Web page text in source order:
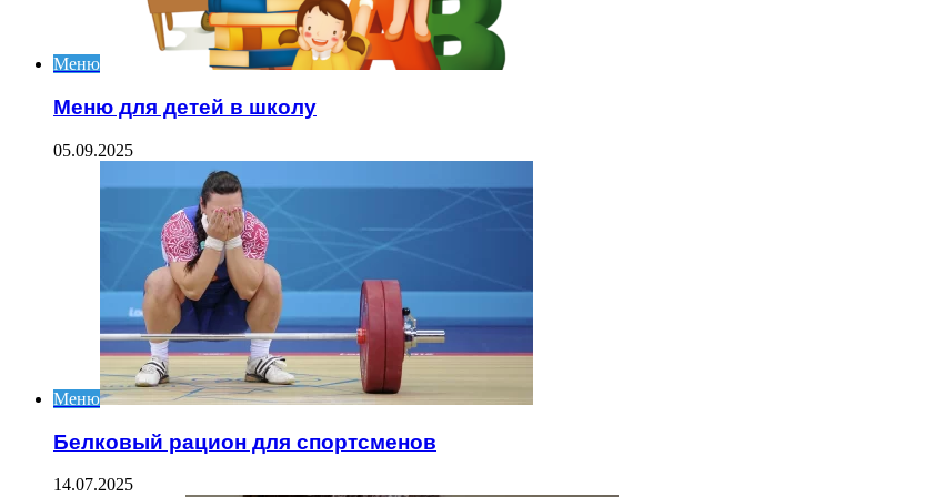
Меню
Меню для детей в школу
05.09.2025
Меню
Белковый рацион для спортсменов
14.07.2025